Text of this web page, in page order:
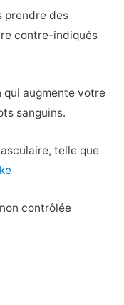
prendre des
contre-indiqués
augmente votre
sanguins.
telle que
contrôlée